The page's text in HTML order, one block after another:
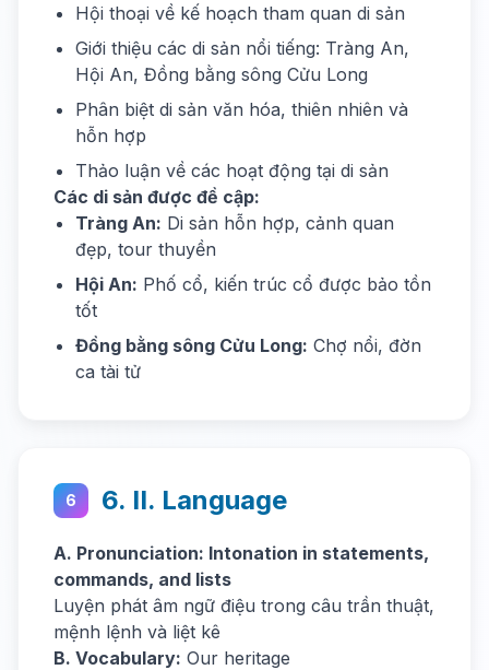
Hội thoại về kế hoạch tham quan di sản
Giới thiệu các di sản nổi tiếng: Tràng An,
Hội An, Đồng bằng sông Cửu Long
Phân biệt di sản văn hóa, thiên nhiên và
hỗn hợp
Thảo luận về các hoạt động tại di sản
Các di sản được đề cập:
Tràng An: Di sản hỗn hợp, cảnh quan
đẹp, tour thuyền
Hội An: Phố cổ, kiến trúc cổ được bảo tồn
tốt
Đồng bằng sông Cửu Long: Chợ nổi, đờn
ca tài tử
6 6. II. Language
A. Pronunciation: Intonation in statements,
commands, and lists
Luyện phát âm ngữ điệu trong câu trần thuật,
mệnh lệnh và liệt kê
B. Vocabulary: Our heritage